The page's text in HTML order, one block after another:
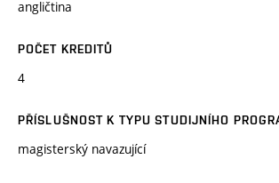
angličtina
POČET KREDITŮ
4
PŘÍSLUŠNOST K TYPU STUDIJNÍHO
magisterský navazující